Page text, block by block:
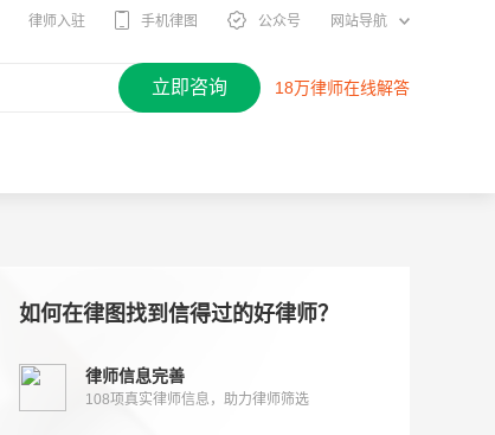
律师入驻 手机律图 公众号 网站导航
立即咨询 18万律师在线解答
如何在律图找到信得过的好律师？
律师信息完善
108项真实律师信息，助力律师筛选